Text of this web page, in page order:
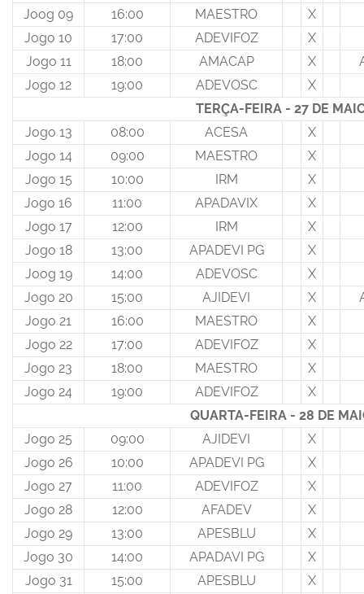
Joog 09
16:00 MAESTRO
X
Jogo 10
17:00 ADEVIFOZ
X
Jogo 11
18:00 AMACAP X
Jogo 12
19:00 ADEVOSC
X
TERÇA-FEIRA - 27 DE
Jogo 13
08:00 ACESA
X
Jogo 14
09:00 MAESTRO
X
Jogo 15
10:00 IRM
X
Jogo 16
11:00 APADAVIX
X
Jogo 17
12:00 IRM
X
Jogo 18
13:00 APADEVI PG
X
Joog 19
14:00 ADEVOSC
X
Jogo 20
15:00 AJIDEVI X
Jogo 21
16:00 MAESTRO
X
Jogo 22
17:00 ADEVIFOZ
X
Jogo 23
18:00 MAESTRO
X
Jogo 24
19:00 ADEVIFOZ
X
QUARTA-FEIRA - 28 DE
Jogo 25
09:00 AJIDEVI
X
Jogo 26
10:00 APADEVI PG
X
Jogo 27
11:00 ADEVIFOZ
X
Jogo 28
12:00 AFADEV
X
Jogo 29
13:00 APESBLU
X
Jogo 30
14:00 APADAVI PG
X
Jogo 31
15:00 APESBLU
X